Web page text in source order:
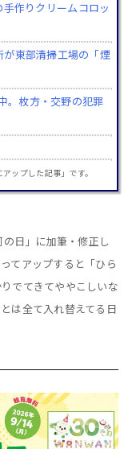
作りクリームコロッ
東部清掃工場の「煙
。枚方・交野の犯罪
ップした記事」です。
日」に加筆・修正し
てアップすると「ひら
でてきてややこしいな
は全て入れ替えてる日